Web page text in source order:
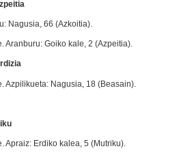
Nagusia, 66 (Azkoitia).
Aranburu: Goiko kale, 2 (Azpeitia).
Azpilikueta: Nagusia, 18 (Beasain).
Apraiz: Erdiko kalea, 5 (Mutriku).